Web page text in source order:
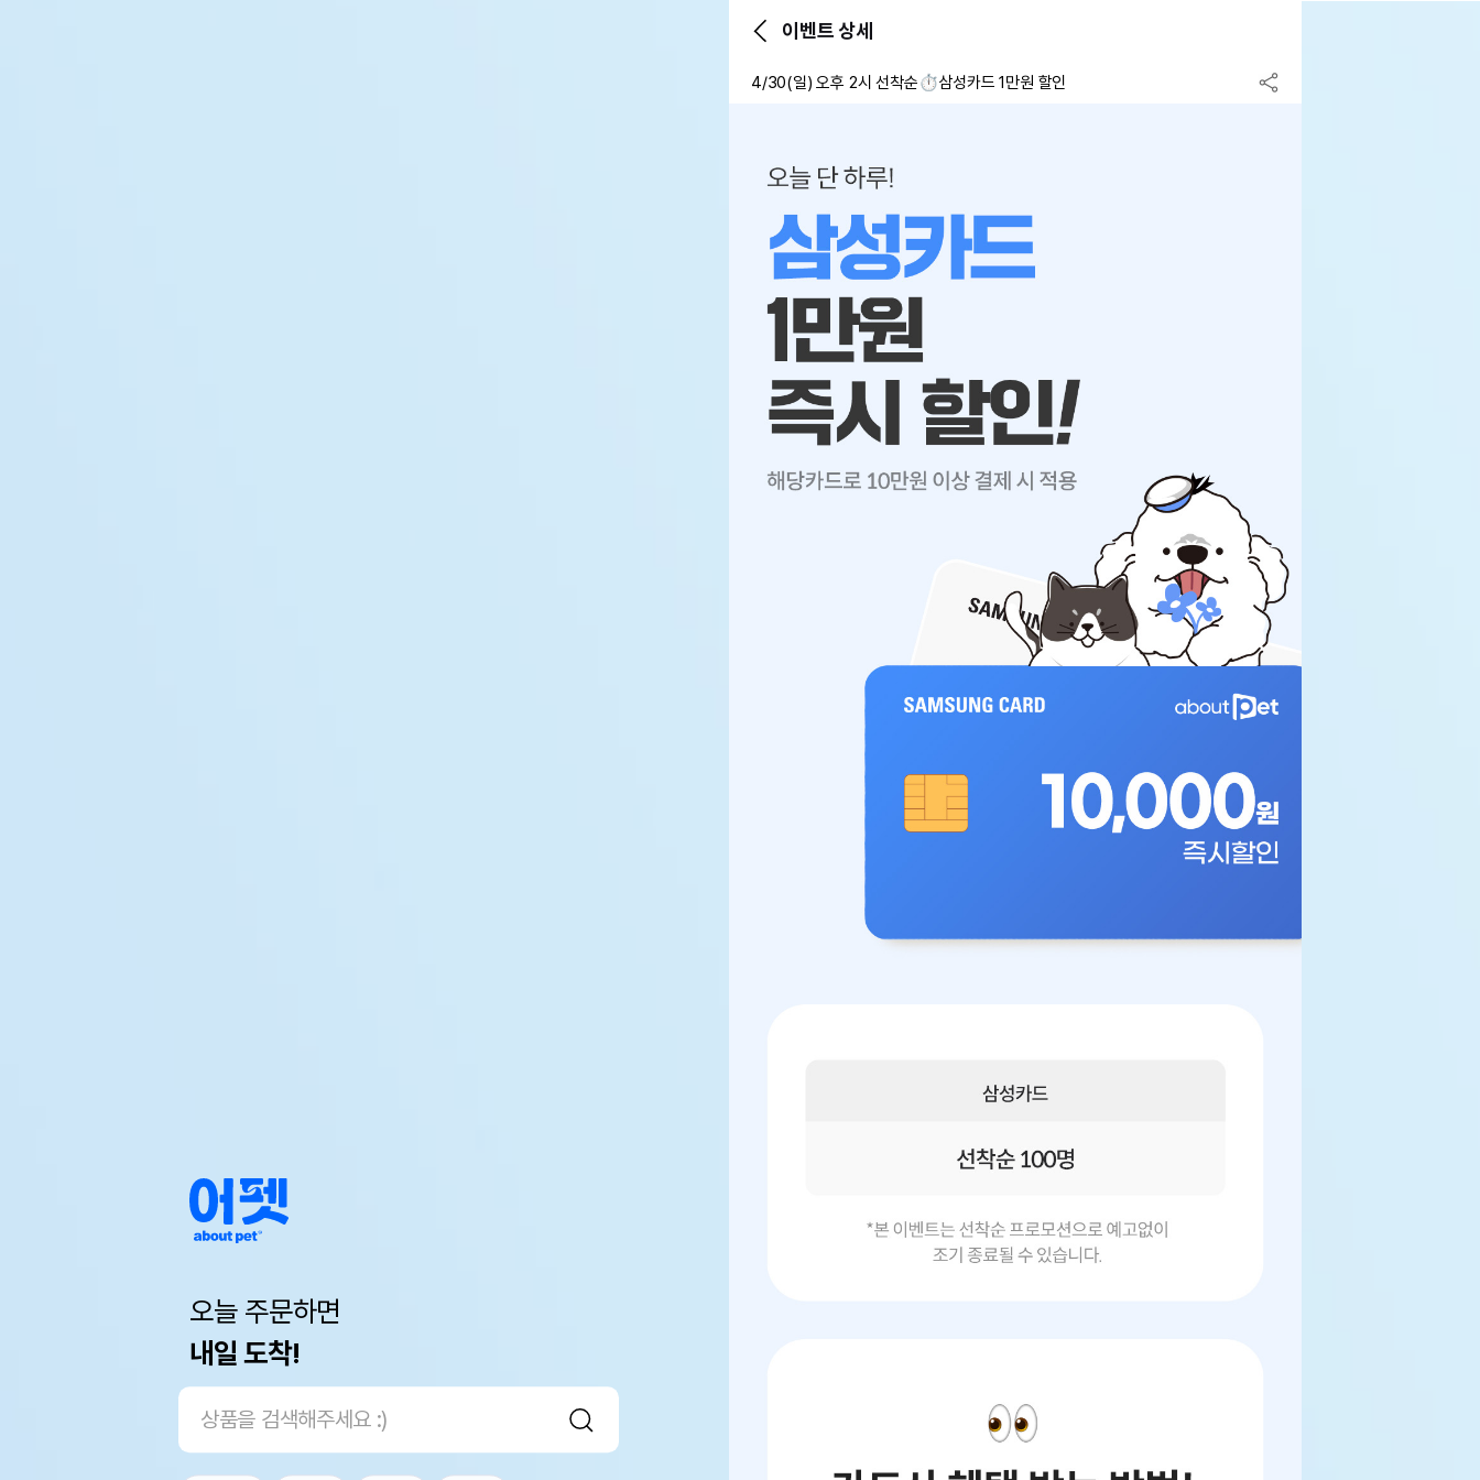
오늘 주문하면
내일 도착!
이벤트 상세
4/30(일) 오후 2시 선착순⏱️삼성카드 1만원 할인